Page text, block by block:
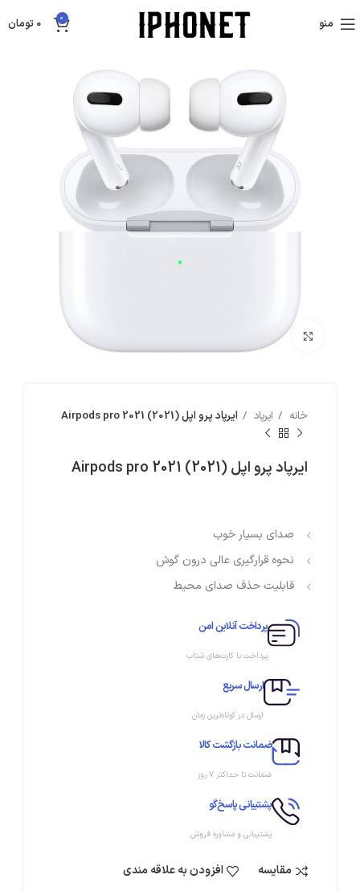
منو 0
0 تومان
بزرگنمایی تصویر
خانه ایرپاد ایرپاد پرو اپل Airpods pro 2021 (2021)
ایرپاد پرو اپل Airpods pro 2021 (2021)
صدای بسیار خوب
نحوه قرارگیری عالی درون گوش
قابلیت حذف صدای محیط
پرداخت آنلاین امن
پرداخت با کارت‌های شتاب
ارسال سریع
ارسال در کوتاه‌ترین زمان
ضمانت بازگشت کالا
ضمانت تا حداکثر ۷ روز
پشتیبانی پاسخ‌گو
پشتیبانی و مشاوره فروش
مقایسه افزودن به علاقه مندی